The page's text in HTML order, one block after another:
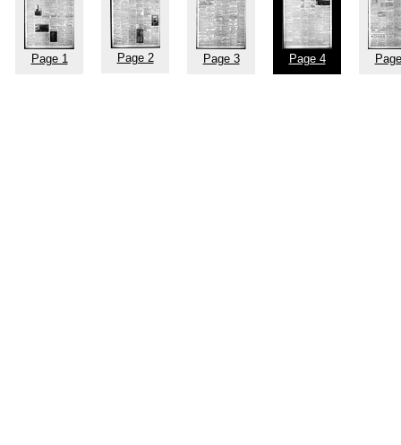
Page 1 Page 2 Page 3 Page 4